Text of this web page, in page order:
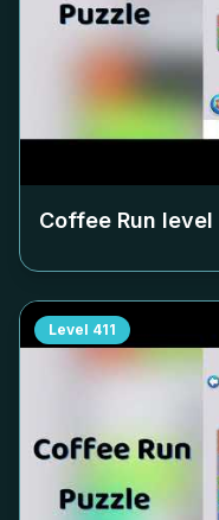
Coffee Run level
Level 411